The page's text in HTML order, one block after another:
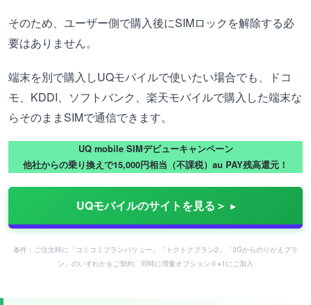
そのため、ユーザー側で購入後にSIMロックを解除する必
要はありません。
端末を別で購入しUQモバイルで使いたい場合でも、ドコ
モ、KDDI、ソフトバンク、楽天モバイルで購入した端末な
らそのままSIMで通信できます。
UQ mobile SIMデビューキャンペーン
他社からの乗り換えで15,000円相当（不課税）au PAY残高還元！
UQモバイルのサイトを見る＞
条件：ご注文時に「コミコミプランバリュー」「トクトクプラン2」「3Gからのりかえプラ
ン」のいずれかをご契約、同時に増量オプションⅡ※1にご加入